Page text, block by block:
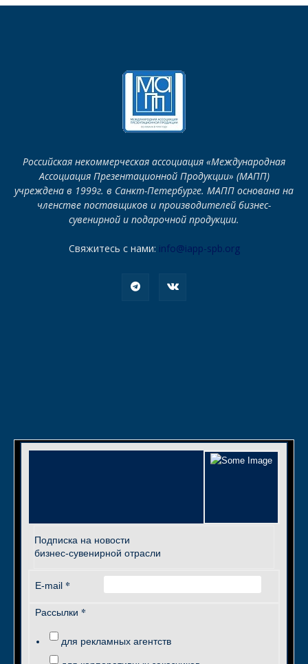
Российская некоммерческая ассоциация «Международная
Ассоциация Презентационной Продукции» (МАПП)
учреждена в 1999г. в Санкт-Петербурге. МАПП основана на
членстве поставщиков и производителей бизнес-
сувенирной и подарочной продукции.
Свяжитесь с нами: info@iapp-spb.org
Подписка на новости
бизнес-сувенирной отрасли
E-mail *
Рассылки *
для рекламных агентств